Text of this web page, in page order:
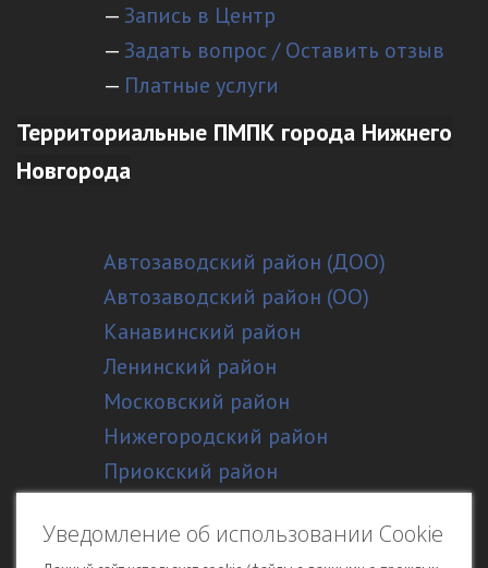
Уведомление об использовании Cookie
—Запись в Центр
—Задать вопрос / Оставить отзыв
— Платные услуги
Территориальные ПМПК города Нижнего
Новгорода
Автозаводский район (ДОО)
Автозаводский район (ОО)
Канавинский район
Ленинский район
Московский район
Нижегородский район
Приокский район
Сормовский район